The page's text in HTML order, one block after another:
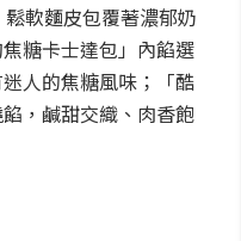
軟麵皮包覆著濃郁奶
糖卡士達包」內餡選
人的焦糖風味；「酷
，鹹甜交織、肉香飽